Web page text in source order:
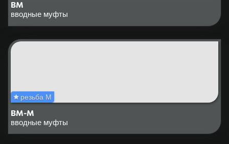
ВМ
вводные муфты
резьба М
ВМ-М
вводные муфты